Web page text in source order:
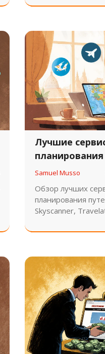
Янгона. Узнайте,
понять её душу.
Лучшие
2025 году:
работает
Samuel Musso
Обзор лучших
планирования
Skyscanner,
реально